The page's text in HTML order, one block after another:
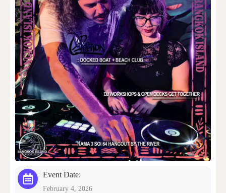
CONTACT US
Event Date:
February 4, 2026